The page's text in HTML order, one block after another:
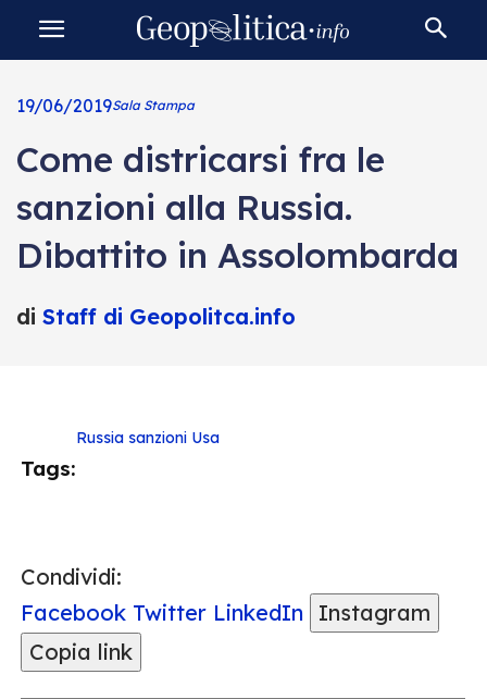
19/06/2019Sala Stampa
Come districarsi fra le
sanzioni alla Russia.
Dibattito in Assolombarda
di Staff di Geopolitca.info
Tags:
Russia sanzioni Usa
Condividi:
Facebook Twitter LinkedIn
Instagram
Copia link